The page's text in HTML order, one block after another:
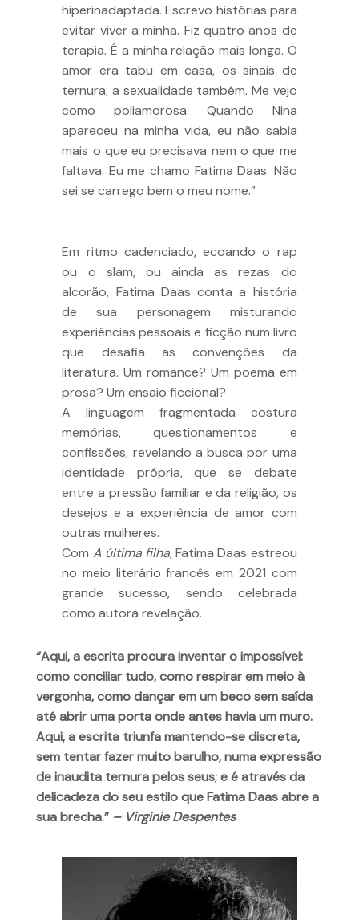
hiperinadaptada. Escrevo histórias para
evitar viver a minha. Fiz quatro anos de
terapia. É a minha relação mais longa. O
amor era tabu em casa, os sinais de
ternura, a sexualidade também. Me vejo
como poliamorosa. Quando Nina
apareceu na minha vida, eu não sabia
mais o que eu precisava nem o que me
faltava. Eu me chamo Fatima Daas. Não
sei se carrego bem o meu nome.”
Em ritmo cadenciado, ecoando o rap
ou o slam, ou ainda as rezas do
alcorão, Fatima Daas conta a história
de sua personagem misturando
experiências pessoais e ficção num livro
que desafia as convenções da
literatura. Um romance? Um poema em
prosa? Um ensaio ficcional?
A linguagem fragmentada costura
memórias, questionamentos e
confissões, revelando a busca por uma
identidade própria, que se debate
entre a pressão familiar e da religião, os
desejos e a experiência de amor com
outras mulheres.
Com A última filha, Fatima Daas estreou
no meio literário francês em 2021 com
grande sucesso, sendo celebrada
como autora revelação.
“Aqui, a escrita procura inventar o impossível:
como conciliar tudo, como respirar em meio à
vergonha, como dançar em um beco sem saída
até abrir uma porta onde antes havia um muro.
Aqui, a escrita triunfa mantendo-se discreta,
sem tentar fazer muito barulho, numa expressão
de inaudita ternura pelos seus; e é através da
delicadeza do seu estilo que Fatima Daas abre a
sua brecha.” – Virginie Despentes